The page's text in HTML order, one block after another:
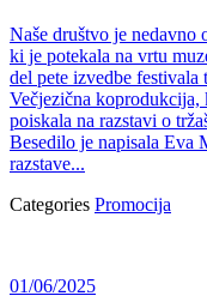
Naše društvo je nedavno
ki je potekala na vrtu
del pete izvedbe festivala
Večjezična
poiskala na razstavi o
Besedilo je napisala Eva
razstave...
Categories Promocija
01/06/2025